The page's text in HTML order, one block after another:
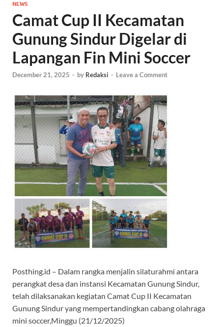
NEWS
Camat Cup II Kecamatan
Gunung Sindur Digelar di
Lapangan Fin Mini Soccer
December 21, 2025 - by Redaksi - Leave a Comment
Posthing.id – Dalam rangka menjalin silaturahmi antara
perangkat desa dan instansi Kecamatan Gunung Sindur,
telah dilaksanakan kegiatan Camat Cup II Kecamatan
Gunung Sindur yang mempertandingkan cabang olahraga
mini soccer,Minggu (21/12/2025)